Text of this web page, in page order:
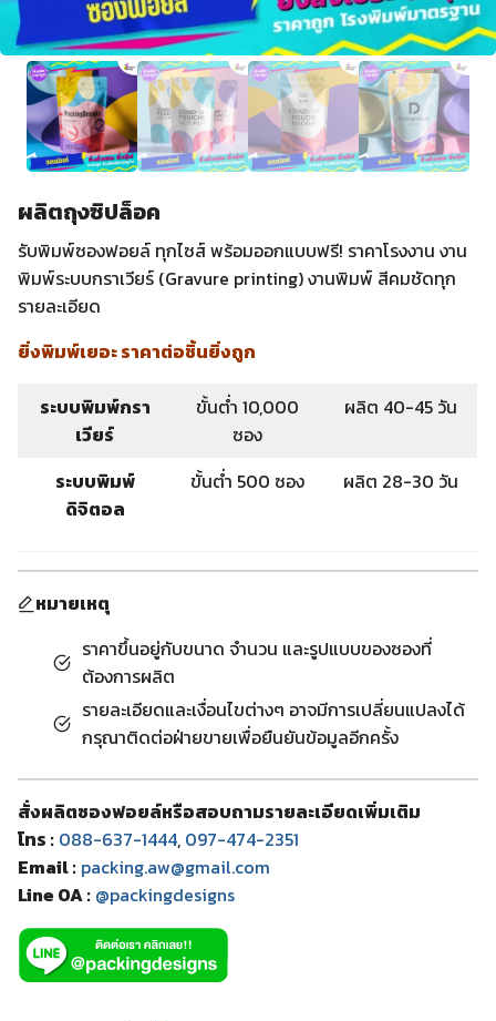
ผลิตถุงซิปล็อค
รับพิมพ์ซองฟอยล์ ทุกไซส์ พร้อมออกแบบฟรี! ราคาโรงงาน งาน
พิมพ์ระบบกราเวียร์ (Gravure printing) งานพิมพ์ สีคมชัดทุก
รายละเอียด
ยิ่งพิมพ์เยอะ ราคาต่อชิ้นยิ่งถูก
ระบบพิมพ์กรา
เวียร์
ขั้นต่ำ 10,000
ซอง
ผลิต 40-45 วัน
ระบบพิมพ์
ดิจิตอล
ขั้นต่ำ 500 ซอง ผลิต 28-30 วัน
หมายเหตุ
ราคาขึ้นอยู่กับขนาด จำนวน และรูปแบบของซองที่
ต้องการผลิต
รายละเอียดและเงื่อนไขต่างๆ อาจมีการเปลี่ยนแปลงได้
กรุณาติดต่อฝ่ายขายเพื่อยืนยันข้อมูลอีกครั้ง
สั่งผลิตซองฟอยล์หรือสอบถามรายละเอียดเพิ่มเติม
โทร : 088-637-1444, 097-474-2351
Email : packing.aw@gmail.com
Line OA : @packingdesigns